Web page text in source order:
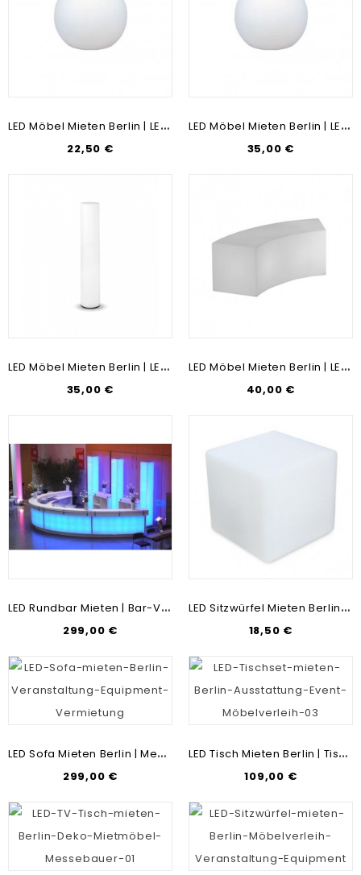
L
ED Möbel Mieten Berlin | LED Mietmöbel | Leuchtkugel Outdoor-Möbel-Verleih [ Ø40cm]
22,50 €
L
ED Möbel Mieten Berlin | LED Mietmöbel | Leuchtkugel Outdoor-Möbel-Verleih [ Ø60cm]
35,00 €
L
ED Möbel Mieten Berlin | LED Mietmöbel | Stehlampen-Verleih | Outdoor-Möbel-Verleih
35,00 €
L
ED Möbel Mieten Berlin | LED-Sitzbank Zur Miete | Leuchtende Möbel Vermietung
40,00 €
L
ED Rundbar Mieten | Bar-Verleih | Möbel-Vermietung | Messebau & Mietmöbel
299,00 €
L
ED Sitzwürfel Mieten Berlin | Messebau & Mietmöbel | Leuchtwürfel Günstig Mieten
18,50 €
L
ED Sofa Mieten Berlin | Messebau & Mietmöbel | Dekoration Günstig Mieten | Lounge Möbel
299,00 €
L
ED Tisch Mieten Berlin | Tisch-Verleih | Günstig Möbel Mieten | LED Tische-Vermietung | LED-Mietmöbel
109,00 €